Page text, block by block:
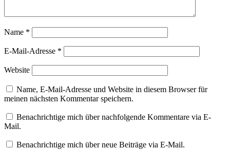
Name *
E-Mail-Adresse *
Website
Name, E-Mail-Adresse und Website in diesem Browser für
meinen nächsten Kommentar speichern.
Benachrichtige mich über nachfolgende Kommentare via E-
Mail.
Benachrichtige mich über neue Beiträge via E-Mail.